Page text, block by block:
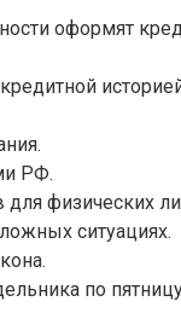
оформят
РФ.
физических
ситуациях.
по